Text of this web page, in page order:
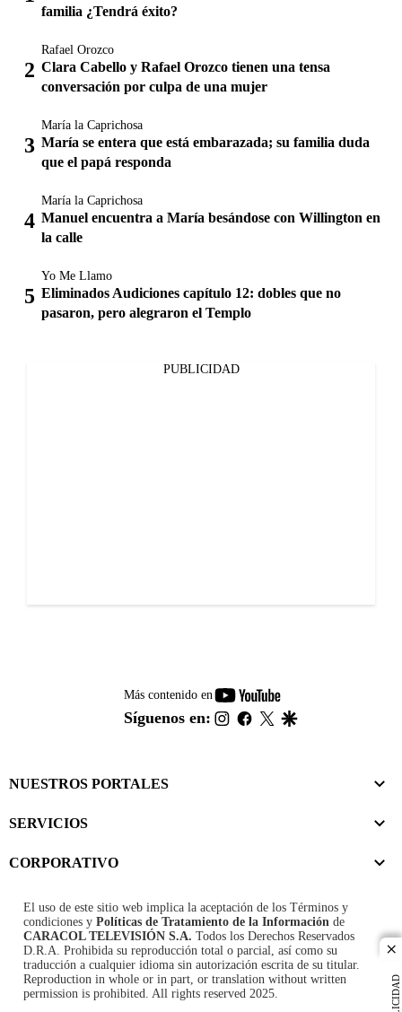
familia ¿Tendrá éxito?
Rafael Orozco
Clara Cabello y Rafael Orozco tienen una tensa
conversación por culpa de una mujer
María la Caprichosa
María se entera que está embarazada; su familia duda
que el papá responda
María la Caprichosa
Manuel encuentra a María besándose con Willington en
la calle
Yo Me Llamo
Eliminados Audiciones capítulo 12: dobles que no
pasaron, pero alegraron el Templo
PUBLICIDAD
Más contenido en
youtube-
footer
Síguenos en: instagram
facebook
twitter
NUESTROS PORTALES
SERVICIOS
CORPORATIVO
El uso de este sitio web implica la aceptación de los Términos y
condiciones y Políticas de Tratamiento de la Información de
CARACOL TELEVISIÓN S.A. Todos los Derechos Reservados
D.R.A. Prohibida su reproducción total o parcial, así como su
traducción a cualquier idioma sin autorización escrita de su titular.
Reproduction in whole or in part, or translation without written
permission is prohibited. All rights reserved 2025.